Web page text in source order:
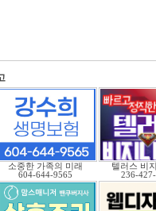
소중한 가족의 미래
604-644-9565
텔러스 비
236-